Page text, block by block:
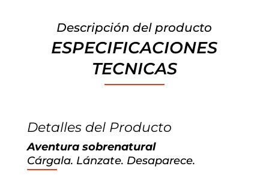
Descripción del producto
ESPECIFICACIONES
TECNICAS
Detalles del Producto
Aventura sobrenatural
Cárgala. Lánzate. Desaparece.